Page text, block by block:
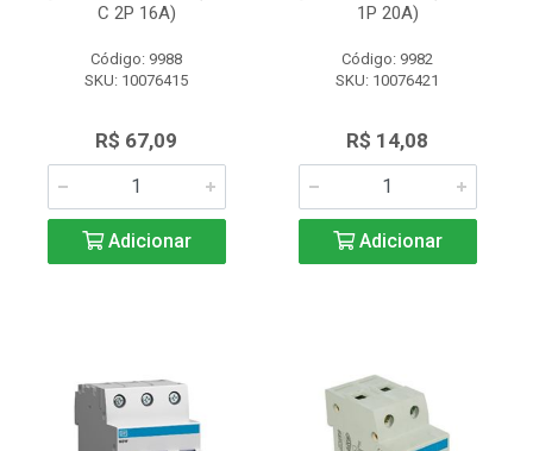
C 2P 16A)
Código: 9988
SKU: 10076415
R$ 67,09
Adicionar
1P 20A)
Código: 9982
SKU: 10076421
R$ 14,08
Adicionar